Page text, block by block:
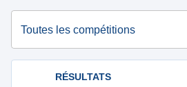
Toutes les compétitions
RÉSULTATS